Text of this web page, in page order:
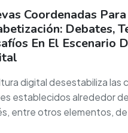
Coordenadas
Debates,
En El Escenario
digital desestabiliza las
establecidos alrededor
entre otros elementos, de